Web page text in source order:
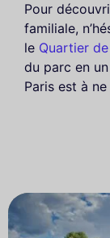
Pour
familiale,
le Quartier
du parc en
Paris est à